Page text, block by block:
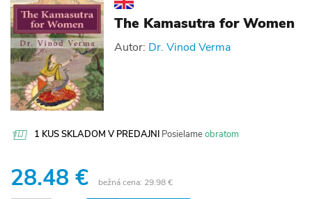
The Kamasutra for Women
Autor: Dr. Vinod Verma
1 KUS SKLADOM V PREDAJNI Posielameobratom
28.48 € bežná cena: 29.98 €